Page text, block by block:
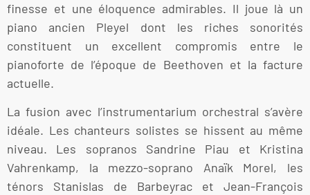
finesse et une éloquence admirables. Il joue là un
piano ancien Pleyel dont les riches sonorités
constituent un excellent compromis entre le
pianoforte de l’époque de Beethoven et la facture
actuelle.
La fusion avec l’instrumentarium orchestral s’avère
idéale. Les chanteurs solistes se hissent au même
niveau. Les sopranos Sandrine Piau et Kristina
Vahrenkamp, la mezzo-soprano Anaïk Morel, les
ténors Stanislas de Barbeyrac et Jean-François